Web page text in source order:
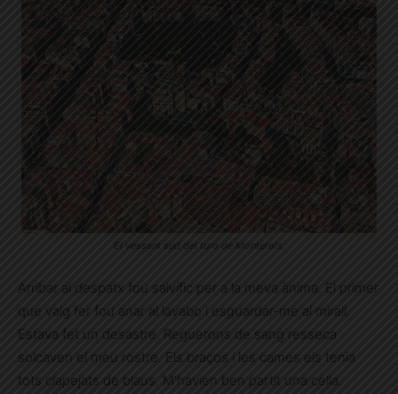
El vessant sud del turó de Monterols.
Arribar al despatx fou salvífic per a la meva ànima. El primer
que vaig fer fou anar al lavabo i esguardar-me al mirall.
Estava fet un desastre. Reguerons de sang resseca
solcaven el meu rostre. Els braços i les cames els tenia
tots clapejats de blaus. M’havien ben partit una cella.